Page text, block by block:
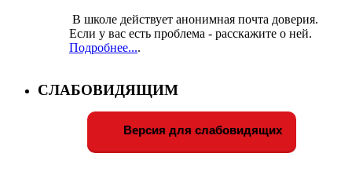
В школе действует анонимная почта доверия.
Если у вас есть проблема - расскажите о ней.
Подробнее....
СЛАБОВИДЯЩИМ
Версия для слабовидящих